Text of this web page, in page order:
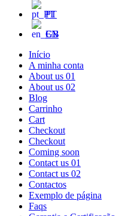
PT
EN
Início
A minha conta
About us 01
About us 02
Blog
Carrinho
Cart
Checkout
Checkout
Coming soon
Contact us 01
Contact us 02
Contactos
Exemplo de página
Faqs